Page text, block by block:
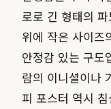
로로 긴 형태의
위에 작은 사이즈
안정감 있는 구도
람의 이니셜이나
피 포스터 역시